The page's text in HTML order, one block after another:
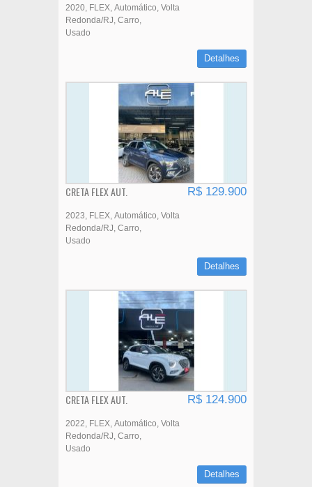
2020 FLEX Automático Volta
Redonda/RJ Carro
Usado
Detalhes
CRETA FLEX AUT. R$ 129.900
2023 FLEX Automático Volta
Redonda/RJ Carro
Usado
Detalhes
CRETA FLEX AUT. R$ 124.900
2022 FLEX Automático Volta
Redonda/RJ Carro
Usado
Detalhes